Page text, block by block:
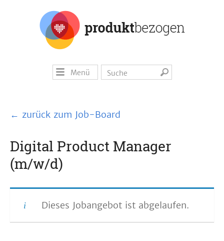
Menü
← zurück zum Job-Board
Digital Product Manager
(m/w/d)
Dieses Jobangebot ist abgelaufen.